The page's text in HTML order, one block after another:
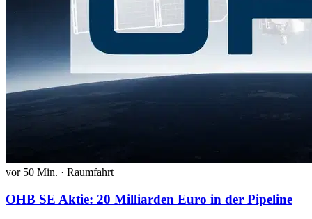
vor 50 Min. · Raumfahrt
OHB SE Aktie: 20 Milliarden Euro in der Pipeline